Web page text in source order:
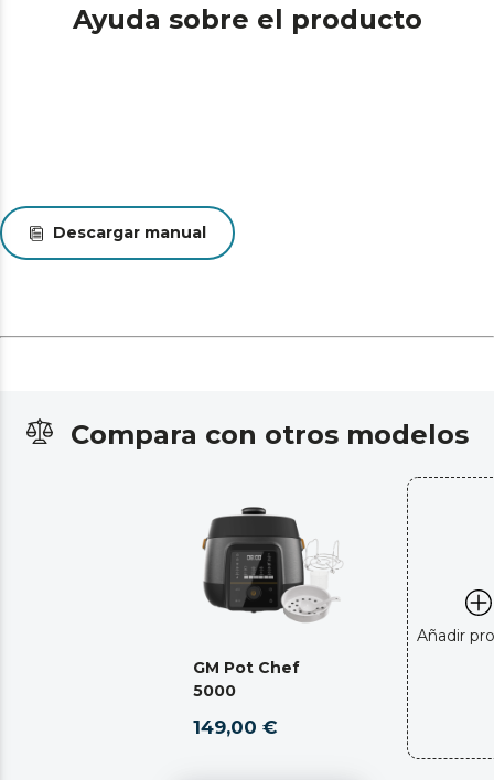
Ayuda sobre el producto
Descargar manual
Compara con otros modelos
GM Pot Chef
5000
149,00 €
Añadir